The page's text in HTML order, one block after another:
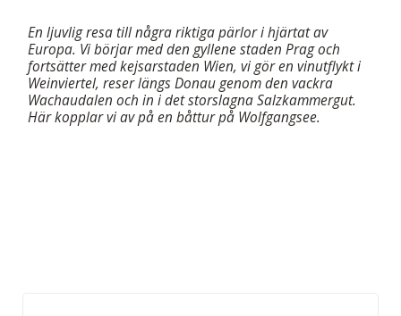
En ljuvlig resa till några riktiga pärlor i hjärtat av
Europa. Vi börjar med den gyllene staden Prag och
fortsätter med kejsarstaden Wien, vi gör en vinutflykt i
Weinviertel, reser längs Donau genom den vackra
Wachaudalen och in i det storslagna Salzkammergut.
Här kopplar vi av på en båttur på Wolfgangsee.